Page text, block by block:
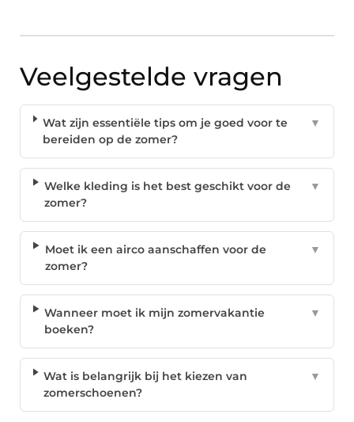
Veelgestelde vragen
Wat zijn essentiële tips om je goed voor te
bereiden op de zomer?
▼
Welke kleding is het best geschikt voor de
zomer?
▼
Moet ik een airco aanschaffen voor de
zomer?
▼
Wanneer moet ik mijn zomervakantie
boeken?
▼
Wat is belangrijk bij het kiezen van
zomerschoenen?
▼